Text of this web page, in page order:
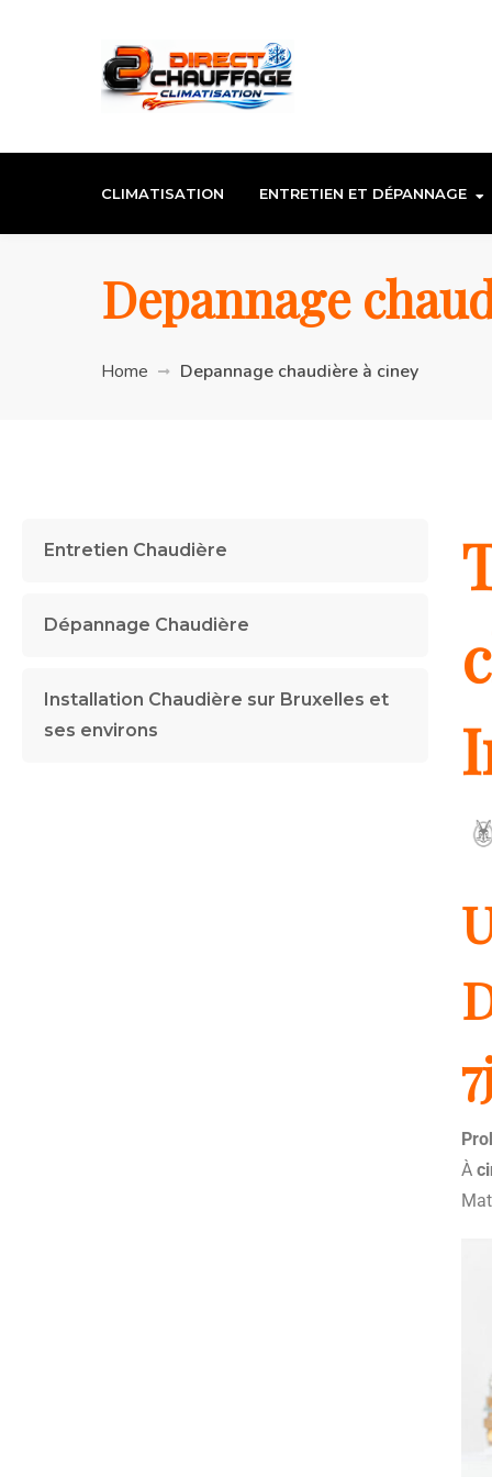
CLIMATISATION ENTRETIEN ET DÉPANNAGE
Depannage
Home Depannage chaudière à ciney
Entretien Chaudière
Dépannage Chaudière
Installation Chaudière sur Bruxelles et
ses environs
À